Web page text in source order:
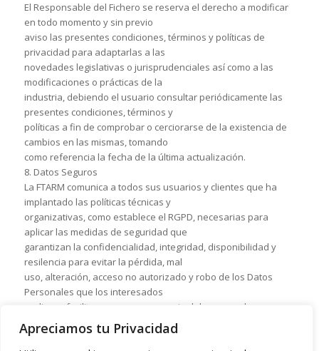
Apreciamos tu Privacidad
El Responsable del Fichero se reserva el derecho a modificar
en todo momento y sin previo
aviso las presentes condiciones, términos y políticas de
privacidad para adaptarlas a las
novedades legislativas o jurisprudenciales así como a las
modificaciones o prácticas de la
industria, debiendo el usuario consultar periódicamente las
presentes condiciones, términos y
políticas a fin de comprobar o cerciorarse de la existencia de
cambios en las mismas, tomando
como referencia la fecha de la última actualización.
8. Datos Seguros
La FTARM comunica a todos sus usuarios y clientes que ha
implantado las políticas técnicas y
organizativas, como establece el RGPD, necesarias para
aplicar las medidas de seguridad que
garantizan la confidencialidad, integridad, disponibilidad y
resilencia para evitar la pérdida, mal
uso, alteración, acceso no autorizado y robo de los Datos
Personales que los interesados
pudieran facilitar como consecuencia del acceso a las
diferentes secciones del Sitio Web
www.ftarm.es